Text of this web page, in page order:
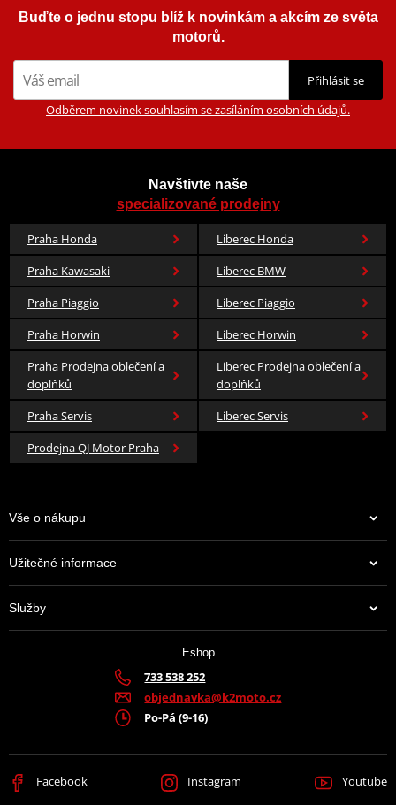
Buďte o jednu stopu blíž k novinkám a akcím ze světa
motorů.
Přihlásit se
Odběrem novinek souhlasím se zasíláním osobních údajů.
Navštivte naše
specializované prodejny
Praha Honda
Liberec Honda
Praha Kawasaki
Liberec BMW
Praha Piaggio
Liberec Piaggio
Praha Horwin
Liberec Horwin
Praha Prodejna oblečení a
doplňků
Liberec Prodejna oblečení a
doplňků
Praha Servis
Liberec Servis
Prodejna QJ Motor Praha
Vše o nákupu
Užitečné informace
Služby
Eshop
733 538 252
objednavka@k2moto.cz
Po-Pá (9-16)
Facebook Instagram Youtube